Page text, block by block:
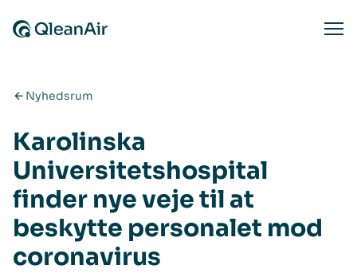
Nyhedsrum
Karolinska
Universitetshospital
finder nye veje til at
beskytte personalet mod
coronavirus